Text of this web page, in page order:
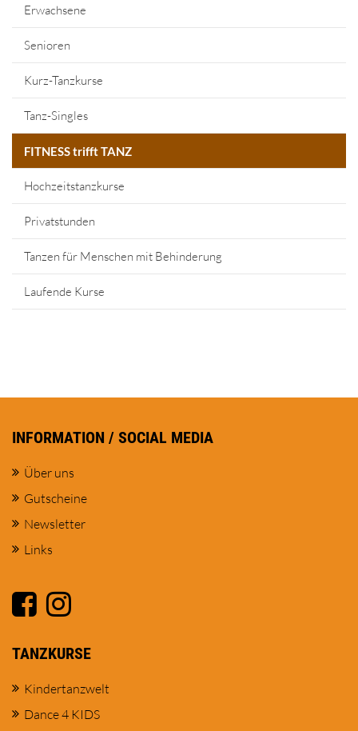
Erwachsene
Senioren
Kurz-Tanzkurse
Tanz-Singles
FITNESS trifft TANZ
Hochzeitstanzkurse
Privatstunden
Tanzen für Menschen mit Behinderung
Laufende Kurse
INFORMATION / SOCIAL MEDIA
Über uns
Gutscheine
Newsletter
Links
TANZKURSE
Kindertanzwelt
Dance 4 KIDS